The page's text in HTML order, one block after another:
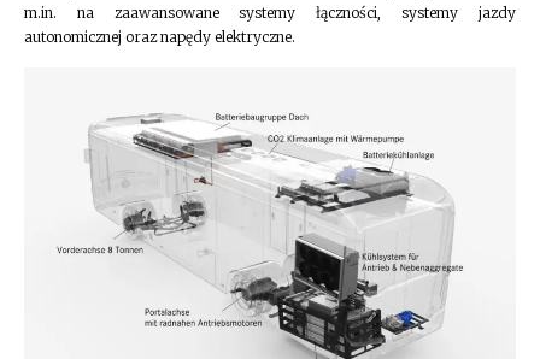
m.in. na zaawansowane systemy łączności, systemy jazdy
autonomicznej oraz napędy elektryczne.